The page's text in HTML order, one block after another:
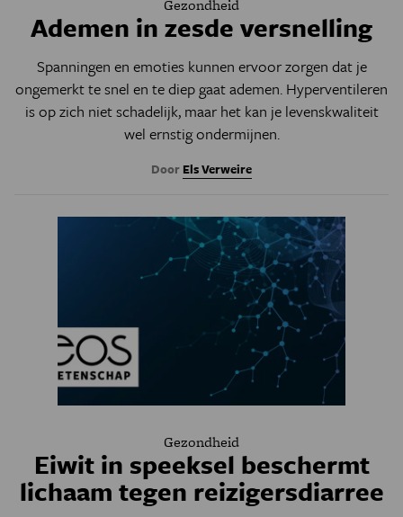
Gezondheid
Ademen in zesde versnelling
Spanningen en emoties kunnen ervoor zorgen dat je
ongemerkt te snel en te diep gaat ademen. Hyperventileren
is op zich niet schadelijk, maar het kan je levenskwaliteit
wel ernstig ondermijnen.
Door Els Verweire
Gezondheid
Eiwit in speeksel beschermt
lichaam tegen reizigersdiarree